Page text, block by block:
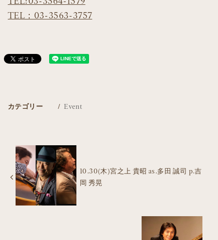
TEL：03-3563-3757
カテゴリー Event
10.30(木)宮之上 貴昭 as.多田 誠司 p.吉
岡 秀晃